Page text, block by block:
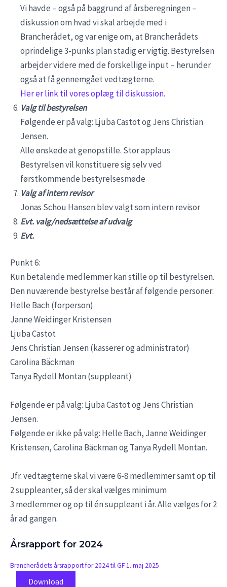
Vi havde – også på baggrund af årsberegningen –
diskussion om hvad vi skal arbejde med i
Brancherådet, og var enige om, at Brancherådets
oprindelige 3-punks plan stadig er vigtig. Bestyrelsen
arbejder videre med de forskellige input – herunder
også at få gennemgået vedtægterne.
Her er link til vores oplæg til diskussion.
Valg til bestyrelsen
Følgende er på valg: Ljuba Castot og Jens Christian
Jensen.
Alle ønskede at genopstille. Stor applaus
Bestyrelsen vil konstituere sig selv ved
førstkommende bestyrelsesmøde
Valg af intern revisor
Jonas Schou Hansen blev valgt som intern revisor
Evt. valg/nedsættelse af udvalg
Evt.
Punkt 6:
Kun betalende medlemmer kan stille op til bestyrelsen.
Den nuværende bestyrelse består af følgende personer:
Helle Bach (forperson)
Janne Weidinger Kristensen
Ljuba Castot
Jens Christian Jensen (kasserer og administrator)
Carolina Bäckman
Tanya Rydell Montan (suppleant)
Følgende er på valg: Ljuba Castot og Jens Christian
Jensen.
Følgende er ikke på valg: Helle Bach, Janne Weidinger
Kristensen, Carolina Bäckman og Tanya Rydell Montan.
Jfr. vedtægterne skal vi være 6-8 medlemmer samt op til
2 suppleanter, så der skal vælges minimum
3 medlemmer og op til én suppleant i år. Alle vælges for 2
år ad gangen.
Årsrapport for 2024
Brancherådets årsrapport for 2024 til GF 1. maj 2025
Download